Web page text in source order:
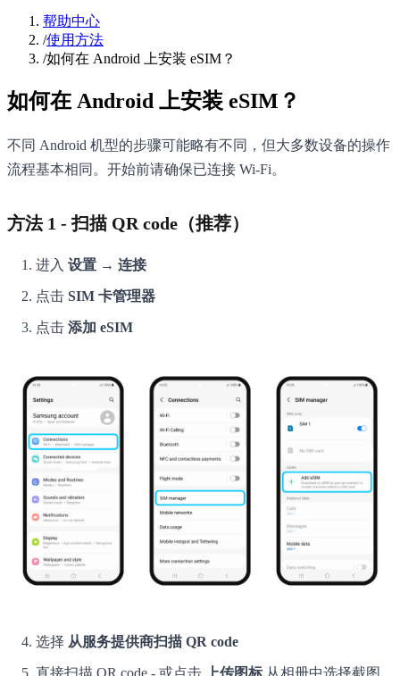
帮助中心
/使用方法
/如何在 Android 上安装 eSIM？
如何在 Android 上安装 eSIM？
不同 Android 机型的步骤可能略有不同，但大多数设备的操作
流程基本相同。开始前请确保已连接 Wi-Fi。
方法 1 - 扫描 QR code（推荐）
进入 设置 → 连接
点击 SIM 卡管理器
点击 添加 eSIM
选择 从服务提供商扫描 QR code
直接扫描 QR code - 或点击 上传图标 从相册中选择截图